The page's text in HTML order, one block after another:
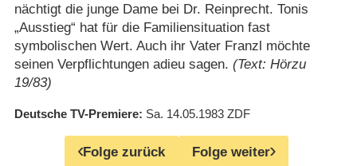
nächtigt die junge Dame bei Dr. Reinprecht. Tonis
„Ausstieg“ hat für die Familiensituation fast
symbolischen Wert. Auch ihr Vater Franzl möchte
seinen Verpflichtungen adieu sagen. (Text: Hörzu
19/83)
Deutsche TV-Premiere Sa. 14.05.1983 ZDF
Folge zurück Folge weiter